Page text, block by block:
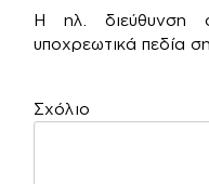
Η ηλ. διεύθυνση
υποχρεωτικά πεδία